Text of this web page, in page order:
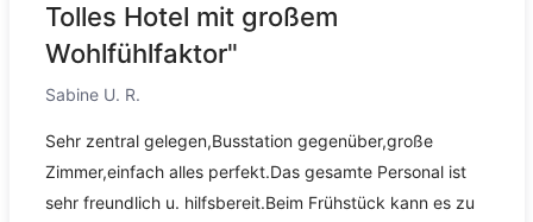
Tolles Hotel mit großem
Wohlfühlfaktor"
Sabine U. R.
Sehr zentral gelegen,Busstation gegenüber,große
Zimmer,einfach alles perfekt.Das gesamte Personal ist
sehr freundlich u. hilfsbereit.Beim Frühstück kann es zu